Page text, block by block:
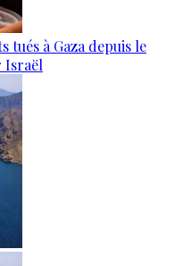
tués à Gaza depuis le
Israël